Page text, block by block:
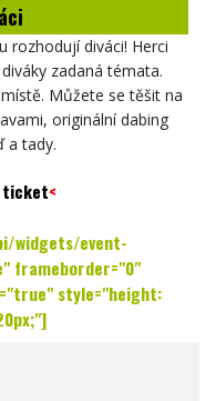
rozhodují diváci! Herci
zadaná témata.
Můžete se těšit na
originální dabing
a tady.
ticket<
widgets/event-
frameborder="0"
style="height: